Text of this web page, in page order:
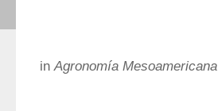
inAgronomía Mesoamericana